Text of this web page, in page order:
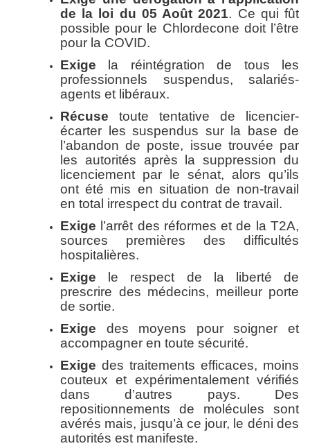
de la loi du 05 Août 2021. Ce qui fût
possible pour le Chlordecone doit l’être
pour la COVID.
Exige la réintégration de tous les
professionnels suspendus, salariés-
agents et libéraux.
Récuse toute tentative de licencier-
écarter les suspendus sur la base de
l’abandon de poste, issue trouvée par
les autorités après la suppression du
licenciement par le sénat, alors qu’ils
ont été mis en situation de non-travail
en total irrespect du contrat de travail.
Exige l’arrêt des réformes et de la T2A,
sources premières des difficultés
hospitalières.
Exige le respect de la liberté de
prescrire des médecins, meilleur porte
de sortie.
Exige des moyens pour soigner et
accompagner en toute sécurité.
Exige des traitements efficaces, moins
couteux et expérimentalement vérifiés
dans d’autres pays. Des
repositionnements de molécules sont
avérés mais, jusqu’à ce jour, le déni des
autorités est manifeste.